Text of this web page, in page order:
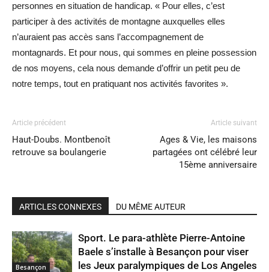
personnes en situation de handicap. « Pour elles, c’est
participer à des activités de montagne auxquelles elles
n’auraient pas accès sans l’accompagnement de
montagnards. Et pour nous, qui sommes en pleine possession
de nos moyens, cela nous demande d’offrir un petit peu de
notre temps, tout en pratiquant nos activités favorites ».
Article précédent
Haut-Doubs. Montbenoît
retrouve sa boulangerie
Article suivant
Ages & Vie, les maisons
partagées ont célébré leur
15ème anniversaire
ARTICLES CONNEXES DU MÊME AUTEUR
Besançon
Sport. Le para-athlète Pierre-Antoine
Baele s’installe à Besançon pour viser
les Jeux paralympiques de Los Angeles